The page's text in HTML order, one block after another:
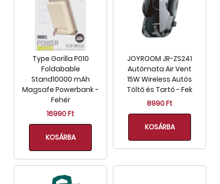
Type Gorilla P010
Foldabable
Stand10000 mAh
Magsafe Powerbank -
Fehér
16990 Ft
KOSÁRBA
JOYROOM JR-ZS241
Autómata Air Vent
15W Wireless Autós
Töltő és Tartó - Fek
8990 Ft
KOSÁRBA